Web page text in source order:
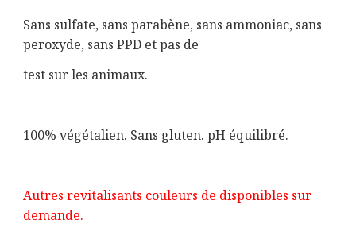
Sans sulfate, sans parabène, sans ammoniac, sans
peroxyde, sans PPD et pas de
test sur les animaux.
100% végétalien. Sans gluten. pH équilibré.
Autres revitalisants couleurs de disponibles sur
demande.